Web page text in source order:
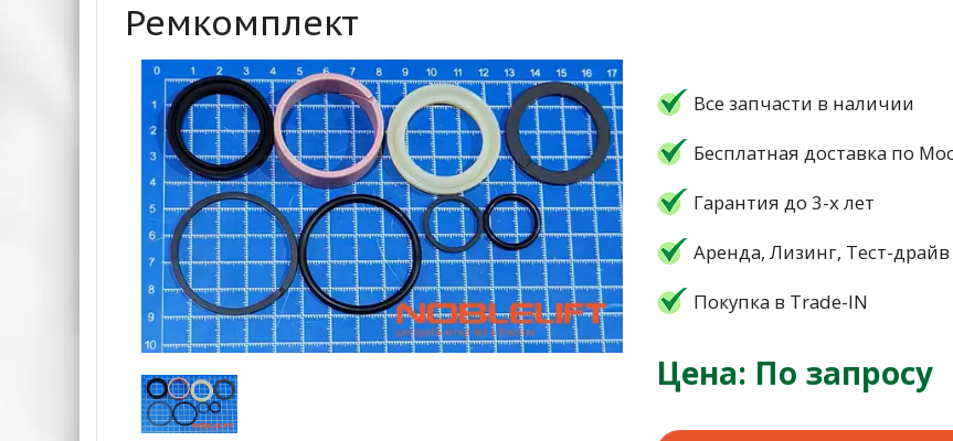
Ремкомплект
Все запчасти в наличии
Бесплатная доставка по
Гарантия до 3-х лет
Аренда, Лизинг, Тест-драйв
Покупка в Trade-IN
Цена: По запросу